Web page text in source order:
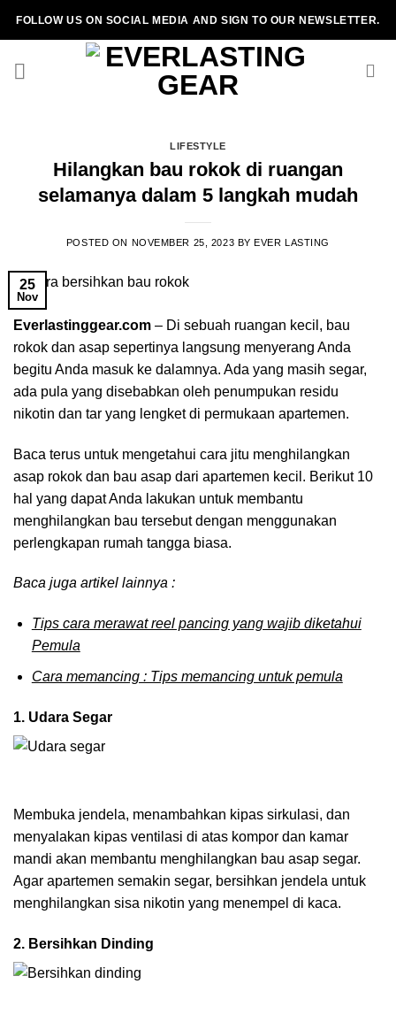
FOLLOW US ON SOCIAL MEDIA AND SIGN TO OUR NEWSLETTER.
LIFESTYLE
Hilangkan bau rokok di ruangan
selamanya dalam 5 langkah mudah
POSTED ON NOVEMBER 25, 2023 BYEVER LASTING
25
Nov
Everlastinggear.com – Di sebuah ruangan kecil, bau
rokok dan asap sepertinya langsung menyerang Anda
begitu Anda masuk ke dalamnya. Ada yang masih segar,
ada pula yang disebabkan oleh penumpukan residu
nikotin dan tar yang lengket di permukaan apartemen.
Baca terus untuk mengetahui cara jitu menghilangkan
asap rokok dan bau asap dari apartemen kecil. Berikut 10
hal yang dapat Anda lakukan untuk membantu
menghilangkan bau tersebut dengan menggunakan
perlengkapan rumah tangga biasa.
Baca juga artikel lainnya :
Tips cara merawat reel pancing yang wajib diketahui
Pemula
Cara memancing : Tips memancing untuk pemula
1. Udara Segar
Membuka jendela, menambahkan kipas sirkulasi, dan
menyalakan kipas ventilasi di atas kompor dan kamar
mandi akan membantu menghilangkan bau asap segar.
Agar apartemen semakin segar, bersihkan jendela untuk
menghilangkan sisa nikotin yang menempel di kaca.
2. Bersihkan Dinding